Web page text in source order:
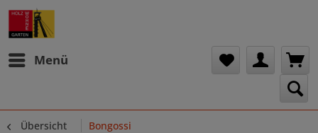
Menü
Übersicht Bongossi